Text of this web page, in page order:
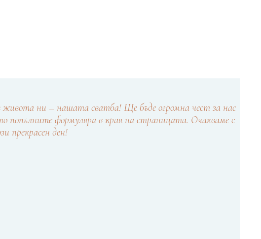
живота ни – нашата сватба! Ще бъде огромна чест за нас
формуляра в края на страницата. Очакваме с
прекрасен ден!